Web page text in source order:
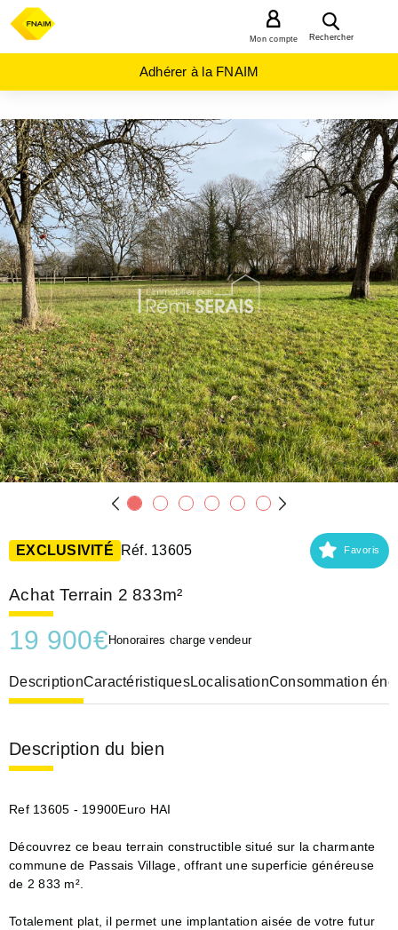
Rechercher
Mon compte
Adhérer à la FNAIM
ACHAT
TERRAIN
NORMANDIE
ORNE
(61)
PASSAIS
(61350)
EXCLUSIVITÉ Réf. 13605 Favoris
Achat Terrain 2 833m²
19 900€ Honoraires charge vendeur
DescriptionCaractéristiquesLocalisationConsommation
Description du bien
Ref 13605 - 19900Euro HAI
Découvrez ce beau terrain constructible situé sur la charmante
commune de Passais Village, offrant une superficie généreuse
de 2 833 m².
Totalement plat, il permet une implantation aisée de votre futur